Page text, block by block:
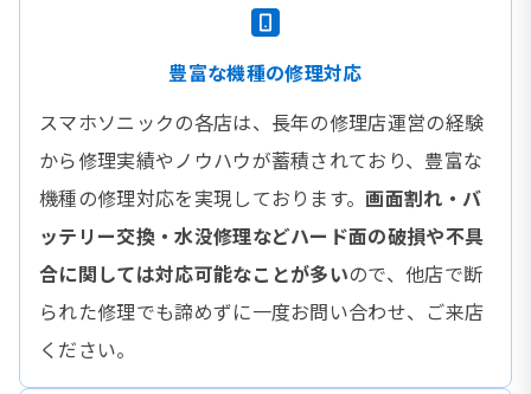
豊富な機種の修理対応
スマホソニックの各店は、長年の修理店運営の経験
から修理実績やノウハウが蓄積されており、豊富な
機種の修理対応を実現しております。画面割れ・バ
ッテリー交換・水没修理などハード面の破損や不具
合に関しては対応可能なことが多いので、他店で断
られた修理でも諦めずに一度お問い合わせ、ご来店
ください。